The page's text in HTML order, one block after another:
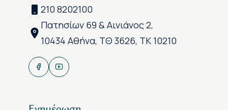
210 8202100
Πατησίων 69 & Αινιάνος 2,
10434 Αθήνα, ΤΘ 3626, ΤΚ 10210